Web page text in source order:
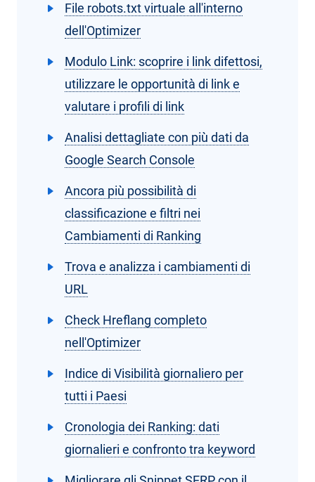
File robots.txt virtuale all'interno
dell'Optimizer
Modulo Link: scoprire i link difettosi,
utilizzare le opportunità di link e
valutare i profili di link
Analisi dettagliate con più dati da
Google Search Console
Ancora più possibilità di
classificazione e filtri nei
Cambiamenti di Ranking
Trova e analizza i cambiamenti di
URL
Check Hreflang completo
nell'Optimizer
Indice di Visibilità giornaliero per
tutti i Paesi
Cronologia dei Ranking: dati
giornalieri e confronto tra keyword